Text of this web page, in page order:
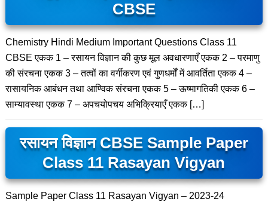
CBSE
Chemistry Hindi Medium Important Questions Class 11
CBSE एकक 1 – रसायन विज्ञान की कुछ मूल अवधारणाएँ एकक 2 – परमाणु
की संरचना एकक 3 – तत्वों का वर्गीकरण एवं गुणधर्मों में आवर्तिता एकक 4 –
रासायनिक आबंधन तथा आण्विक संरचना एकक 5 – ऊष्मागतिकी एकक 6 –
साम्यावस्था एकक 7 – अपचयोपचय अभिक्रियाएँ एकक […]
रसायन विज्ञान CBSE Sample Paper
Class 11 Rasayan Vigyan
Sample Paper Class 11 Rasayan Vigyan – 2023-24